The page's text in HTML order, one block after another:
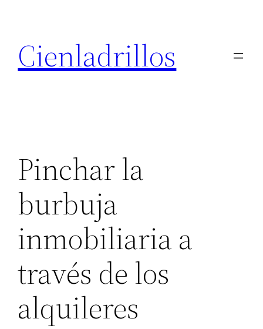
contenido
Cienladrillos
Pinchar la
burbuja
inmobiliaria a
través de los
alquileres